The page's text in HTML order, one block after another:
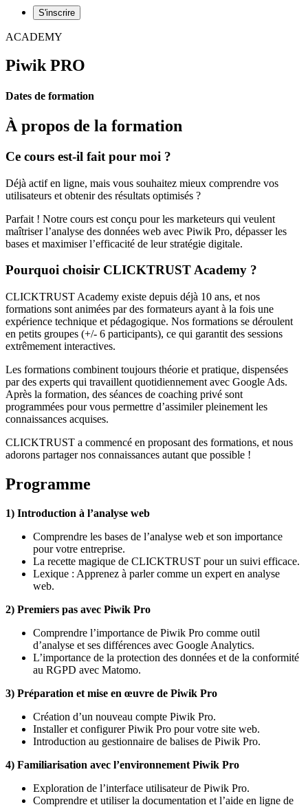
S'inscrire
ACADEMY
Piwik PRO
Dates de formation
À propos de la formation
Ce cours est-il fait pour moi ?
Déjà actif en ligne, mais vous souhaitez mieux comprendre vos
utilisateurs et obtenir des résultats optimisés ?
Parfait ! Notre cours est conçu pour les marketeurs qui veulent
maîtriser l’analyse des données web avec Piwik Pro, dépasser les
bases et maximiser l’efficacité de leur stratégie digitale.
Pourquoi choisir CLICKTRUST Academy ?
CLICKTRUST Academy existe depuis déjà 10 ans, et nos
formations sont animées par des formateurs ayant à la fois une
expérience technique et pédagogique. Nos formations se déroulent
en petits groupes (+/- 6 participants), ce qui garantit des sessions
extrêmement interactives.
Les formations combinent toujours théorie et pratique, dispensées
par des experts qui travaillent quotidiennement avec Google Ads.
Après la formation, des séances de coaching privé sont
programmées pour vous permettre d’assimiler pleinement les
connaissances acquises.
CLICKTRUST a commencé en proposant des formations, et nous
adorons partager nos connaissances autant que possible !
Programme
1) Introduction à l’analyse web
Comprendre les bases de l’analyse web et son importance
pour votre entreprise.
La recette magique de CLICKTRUST pour un suivi efficace.
Lexique : Apprenez à parler comme un expert en analyse
web.
2) Premiers pas avec Piwik Pro
Comprendre l’importance de Piwik Pro comme outil
d’analyse et ses différences avec Google Analytics.
L’importance de la protection des données et de la conformité
au RGPD avec Matomo.
3) Préparation et mise en œuvre de Piwik Pro
Création d’un nouveau compte Piwik Pro.
Installer et configurer Piwik Pro pour votre site web.
Introduction au gestionnaire de balises de Piwik Pro.
4) Familiarisation avec l’environnement Piwik Pro
Exploration de l’interface utilisateur de Piwik Pro.
Comprendre et utiliser la documentation et l’aide en ligne de